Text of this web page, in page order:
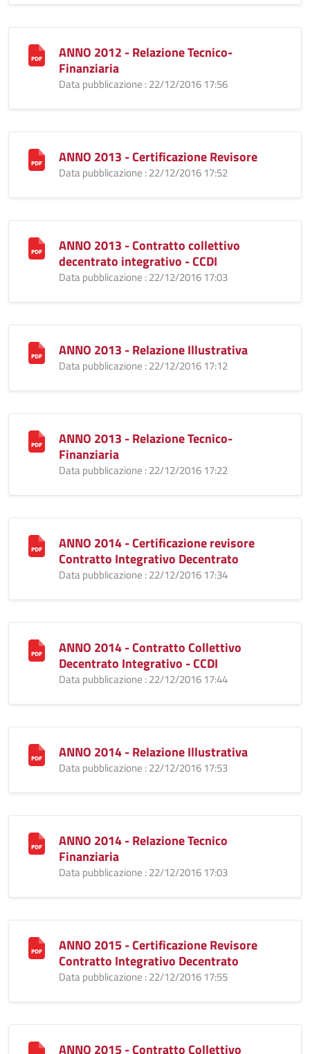
ANNO 2012 - Relazione Tecnico-
Finanziaria
Data pubblicazione : 22/12/2016 17:56
ANNO 2013 - Certificazione Revisore
Data pubblicazione : 22/12/2016 17:52
ANNO 2013 - Contratto collettivo
decentrato integrativo - CCDI
Data pubblicazione : 22/12/2016 17:03
ANNO 2013 - Relazione Illustrativa
Data pubblicazione : 22/12/2016 17:12
ANNO 2013 - Relazione Tecnico-
Finanziaria
Data pubblicazione : 22/12/2016 17:22
ANNO 2014 - Certificazione revisore
Contratto Integrativo Decentrato
Data pubblicazione : 22/12/2016 17:34
ANNO 2014 - Contratto Collettivo
Decentrato Integrativo - CCDI
Data pubblicazione : 22/12/2016 17:44
ANNO 2014 - Relazione Illustrativa
Data pubblicazione : 22/12/2016 17:53
ANNO 2014 - Relazione Tecnico
Finanziaria
Data pubblicazione : 22/12/2016 17:03
ANNO 2015 - Certificazione Revisore
Contratto Integrativo Decentrato
Data pubblicazione : 22/12/2016 17:55
ANNO 2015 - Contratto Collettivo